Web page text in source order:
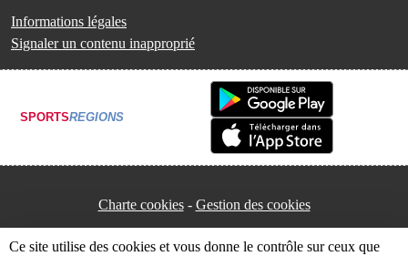
Informations légales
Signaler un contenu inapproprié
SPORTSREGIONS
Charte cookies Gestion des cookies
Ce site utilise des cookies et vous donne le contrôle sur ceux que